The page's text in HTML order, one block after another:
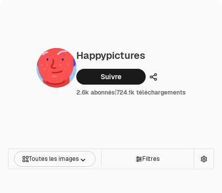
Happypictures
Suivre Partager
2.6k abonnés|724.1k téléchargements
Toutes les images Filtres